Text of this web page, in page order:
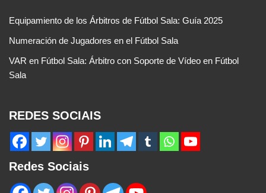
Equipamiento de los Árbitros de Fútbol Sala: Guía 2025
Numeración de Jugadores en el Fútbol Sala
VAR en Fútbol Sala: Árbitro con Soporte de Vídeo en Fútbol
Sala
REDES SOCIAIS
Redes Sociais